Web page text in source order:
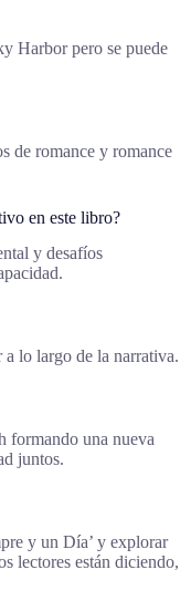
Harbor pero se puede
de romance y romance
en este libro?
y desafíos
lo largo de la narrativa.
formando una nueva
juntos.
y un Día’ y explorar
lectores están diciendo,